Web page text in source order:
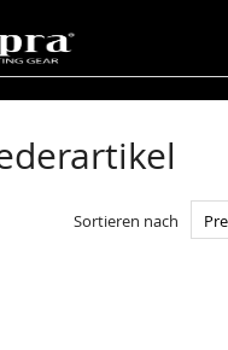
Sortieren nach